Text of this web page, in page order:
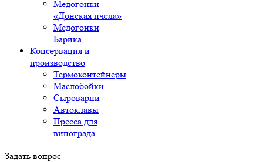
Медогонки
«Донская пчела»
Медогонки
Барика
Консервация и
производство
Термоконтейнеры
Маслобойки
Сыроварни
Автоклавы
Пресса для
винограда
Задать вопрос